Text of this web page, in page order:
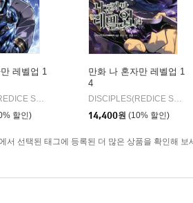
레벨업 1
DISCIPLES(REDICE STUDIO) 글그림/추공 원저 | 디앤씨웹툰비즈
할인)
만화 나 혼자만 레벨업 1
4
DISCIPLES(REDICE STUDIO) 글그림/추공 원저
14,400원 (10% 할인)
서 선택된 태그에 등록된 더 많은 상품을 확인해 보